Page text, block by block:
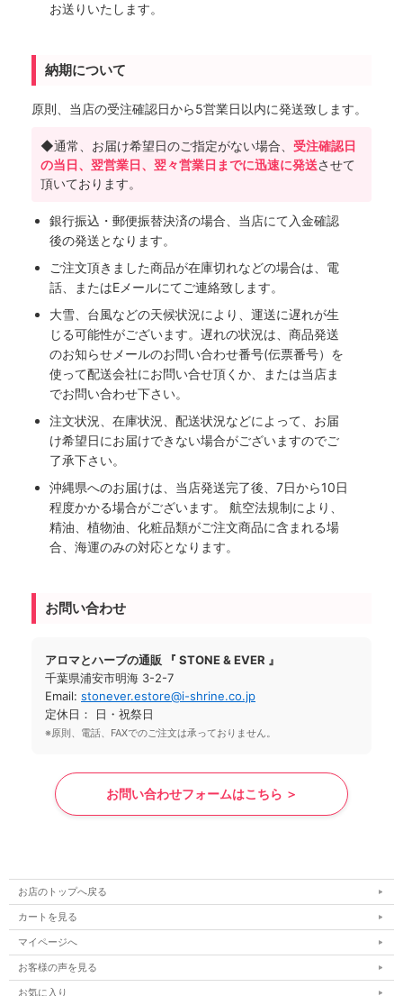
お送りいたします。
納期について
原則、当店の受注確認日から5営業日以内に発送致します。
◆通常、お届け希望日のご指定がない場合、 受注確認日
の当日、翌営業日、翌々営業日までに迅速に発送させて
頂いております。
銀行振込・郵便振替決済の場合、当店にて入金確認
後の発送となります。
ご注文頂きました商品が在庫切れなどの場合は、電
話、またはEメールにてご連絡致します。
大雪、台風などの天候状況により、運送に遅れが生
じる可能性がございます。遅れの状況は、商品発送
のお知らせメールのお問い合わせ番号(伝票番号）を
使って配送会社にお問い合せ頂くか、または当店ま
でお問い合わせ下さい。
注文状況、在庫状況、配送状況などによって、お届
け希望日にお届けできない場合がございますのでご
了承下さい。
沖縄県へのお届けは、当店発送完了後、7日から10日
程度かかる場合がございます。 航空法規制により、
精油、植物油、化粧品類がご注文商品に含まれる場
合、海運のみの対応となります。
お問い合わせ
アロマとハーブの通販 『 STONE & EVER 』
千葉県浦安市明海 3-2-7
Email: stonever.estore@i-shrine.co.jp
定休日： 日・祝祭日
※原則、電話、FAXでのご注文は承っておりません。
お問い合わせフォームはこちら ＞
お店のトップへ戻る
カートを見る
マイページへ
お客様の声を見る
お気に入り